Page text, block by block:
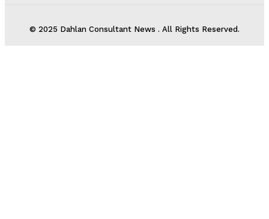
© 2025 Dahlan Consultant News . All Rights Reserved.